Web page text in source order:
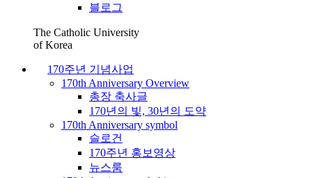
블로그
The Catholic University
of Korea
170주년 기념사업
170th Anniversary Overview
총장 축사글
170년의 빛, 30년의 도약
170th Anniversary symbol
슬로건
170주년 홍보영상
뉴스룸